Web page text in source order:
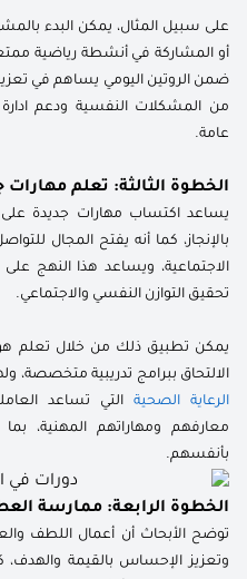
على سبيل المثال، يمكن البدء
أو المشاركة في أنشطة رياضية
ضمن الروتين اليومي يساهم في تعزيز
من المشكلات النفسية ودعم
عامة.
الخطوة الثالثة: تعلم مهارات
يساعد اكتساب مهارات جديدة على
بالإنجاز، كما أنه يفتح المجال
الاجتماعية، ويساعد هذا النهج
تحقيق التوازن النفسي والاجتماعي.
يمكن تطبيق ذلك من خلال تعلم
الالتحاق ببرامج تدريبية متخصصة،
الرعاية الصحيةالتي تساعد
معارفهم ومهاراتهم المهنية،
بأنفسهم.
الخطوة الرابعة: ممارسة
توضح الأبحاث أن أعمال اللطف
وتعزيز الإحساس بالقيمة